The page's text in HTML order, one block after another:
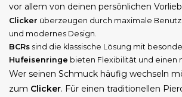
vor allem von deinen persönlichen
Clicker überzeugen durch maximale
und modernes Design.
BCRs sind die klassische Lösung mit
Hufeisenringe bieten Flexibilität und einen
Wer seinen Schmuck häufig wechseln
zum Clicker. Für einen traditionellen